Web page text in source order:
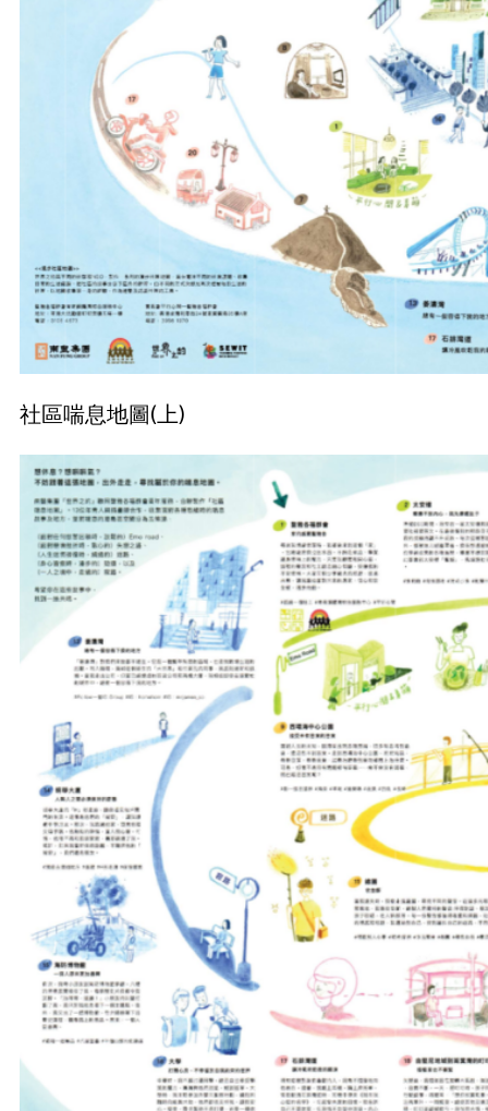
社區喘息地圖(上)